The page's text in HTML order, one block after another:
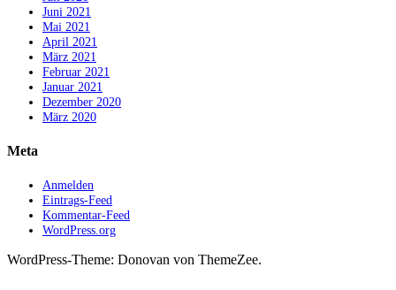
Juni 2021
Mai 2021
April 2021
März 2021
Februar 2021
Januar 2021
Dezember 2020
März 2020
Meta
Anmelden
Eintrags-Feed
Kommentar-Feed
WordPress.org
WordPress-Theme: Donovan von ThemeZee.